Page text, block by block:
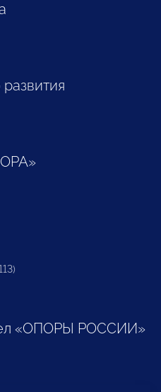
«ОПОРЫ РОССИИ»